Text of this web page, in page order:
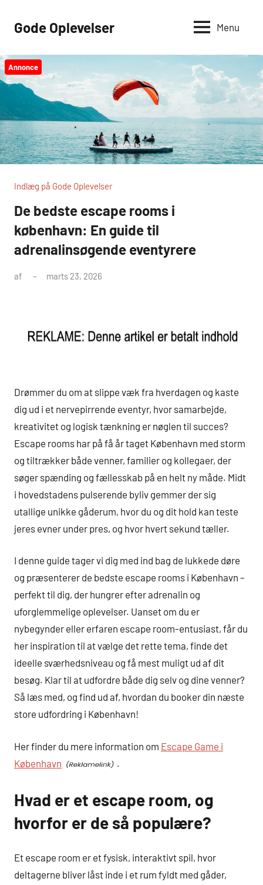
Gode Oplevelser Menu
Annonce
Indlæg på Gode Oplevelser
De bedste escape rooms i
københavn: En guide til
adrenalinsøgende eventyrere
af marts 23, 2026
Drømmer du om at slippe væk fra hverdagen og kaste
dig ud i et nervepirrende eventyr, hvor samarbejde,
kreativitet og logisk tænkning er nøglen til succes?
Escape rooms har på få år taget København med storm
og tiltrækker både venner, familier og kollegaer, der
søger spænding og fællesskab på en helt ny måde. Midt
i hovedstadens pulserende byliv gemmer der sig
utallige unikke gåderum, hvor du og dit hold kan teste
jeres evner under pres, og hvor hvert sekund tæller.
I denne guide tager vi dig med ind bag de lukkede døre
og præsenterer de bedste escape rooms i København –
perfekt til dig, der hungrer efter adrenalin og
uforglemmelige oplevelser. Uanset om du er
nybegynder eller erfaren escape room-entusiast, får du
her inspiration til at vælge det rette tema, finde det
ideelle sværhedsniveau og få mest muligt ud af dit
besøg. Klar til at udfordre både dig selv og dine venner?
Så læs med, og find ud af, hvordan du booker din næste
store udfordring i København!
Her finder du mere information om Escape Game i
København
.
Hvad er et escape room, og
hvorfor er de så populære?
Et escape room er et fysisk, interaktivt spil, hvor
deltagerne bliver låst inde i et rum fyldt med gåder,